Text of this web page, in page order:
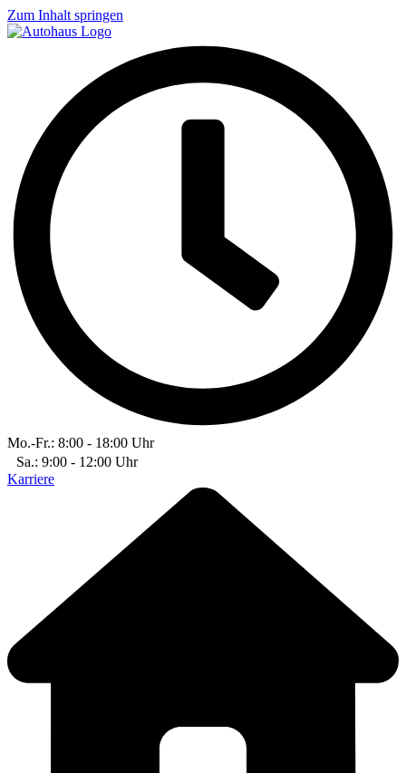
Zum Inhalt springen
Mo.-Fr.: 8:00 - 18:00 Uhr
Sa.: 9:00 - 12:00 Uhr
Karriere